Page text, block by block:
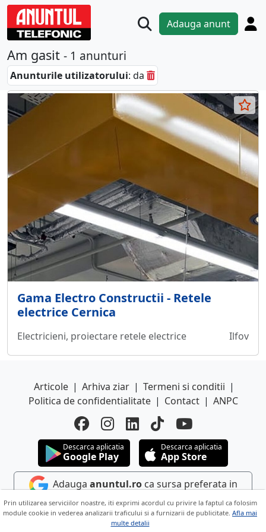
Adauga anunt
Am gasit - 1 anunturi
Anunturile utilizatorului: da
Gama Electro Constructii - Retele
electrice Cernica
Electricieni, proiectare retele electrice Ilfov
Articole | Arhiva ziar | Termeni si conditii |
Politica de confidentialitate | Contact | ANPC
Descarca aplicatia
Google Play
Descarca aplicatia
App Store
Adauga anuntul.roca sursa preferata in
Google
Copyright © 2026 ANUNTUL TELEFONIC
Prin utilizarea serviciilor noastre, iti exprimi acordul cu privire la faptul ca folosim
module cookie in vederea analizarii traficului si a furnizarii de publicitate. Afla mai
multe detalii